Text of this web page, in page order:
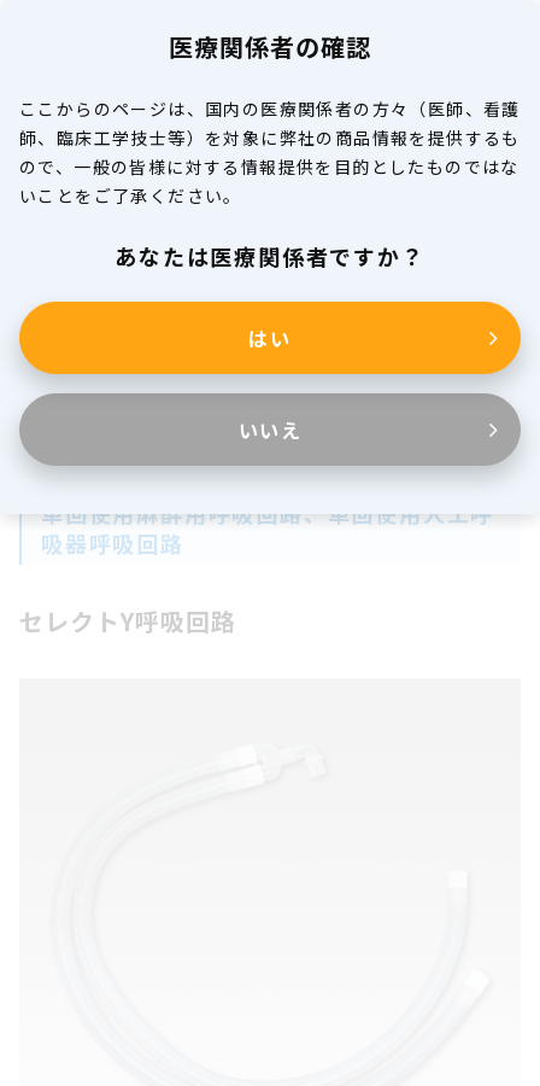
製品情報
医療関係者の皆様へ
麻酔関連製品
呼吸回路シリーズ
単回使用麻酔用呼吸回路、単回使用人工呼
吸器呼吸回路
セレクトY呼吸回路
医療関係者の確認
ここからのページは、国内の医療関係者の方々（医師、看護
師、臨床工学技士等）を対象に弊社の商品情報を提供するも
ので、一般の皆様に対する情報提供を目的としたものではな
いことをご了承ください。
あなたは医療関係者ですか？
いいえ
はい